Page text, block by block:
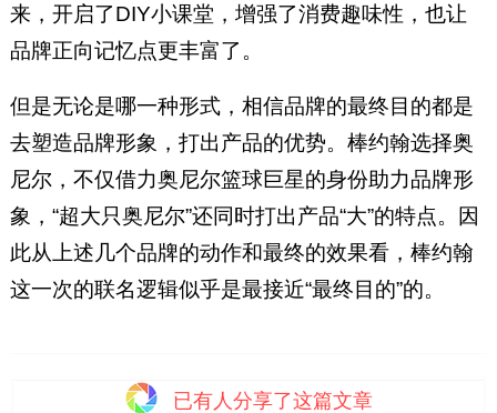
来，开启了DIY小课堂，增强了消费趣味性，也让
品牌正向记忆点更丰富了。
但是无论是哪一种形式，相信品牌的最终目的都是
去塑造品牌形象，打出产品的优势。棒约翰选择奥
尼尔，不仅借力奥尼尔篮球巨星的身份助力品牌形
象，“超大只奥尼尔”还同时打出产品“大”的特点。因
此从上述几个品牌的动作和最终的效果看，棒约翰
这一次的联名逻辑似乎是最接近“最终目的”的。
已有 人分享了这篇文章